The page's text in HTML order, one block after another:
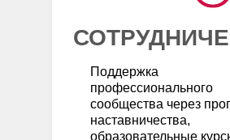
Поддержка
профессионального
сообщества через
наставничества,
образовательные